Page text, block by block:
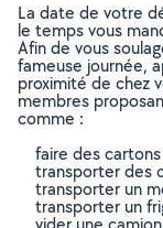
La date de votre
le temps vous
Afin de vous
fameuse journée,
proximité de chez
membres
comme :
faire des cartons
transporter des
transporter un
transporter un